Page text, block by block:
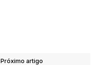
Próximo artigo